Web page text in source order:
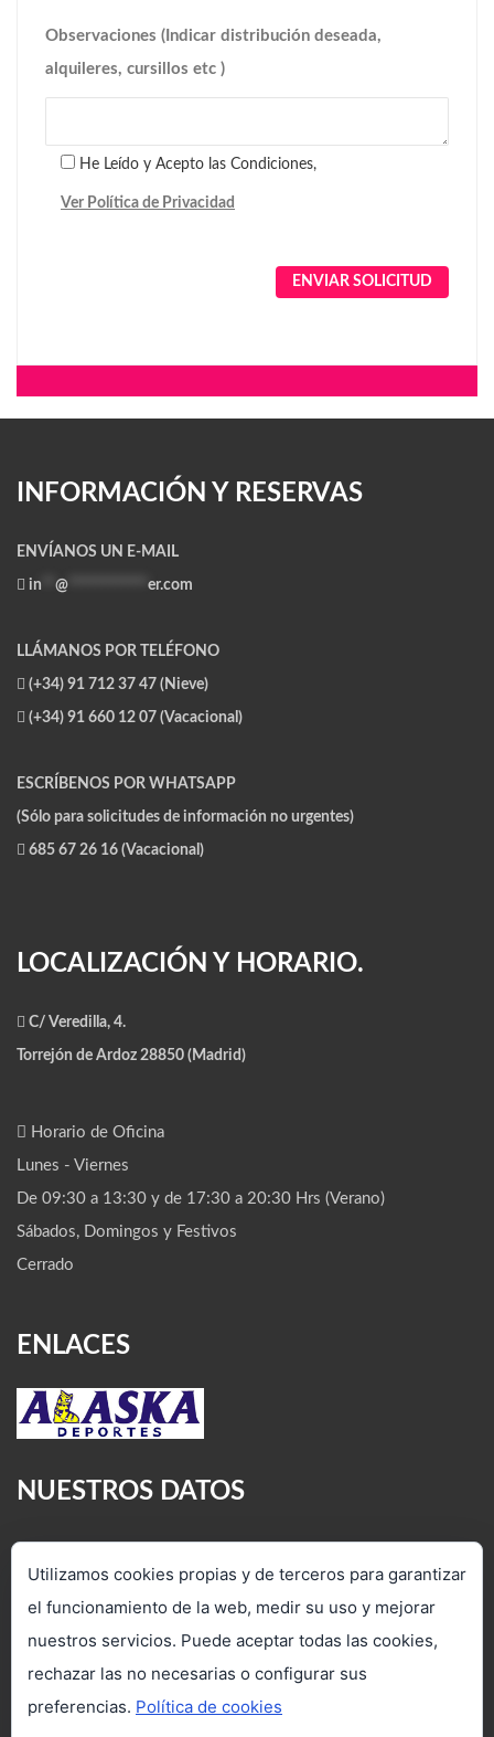
Observaciones (Indicar distribución deseada,
alquileres, cursillos etc )
He Leído y Acepto las Condiciones,
Ver Política de Privacidad
INFORMACIÓN Y RESERVAS
ENVÍANOS UN E-MAIL
in @ er.com
LLÁMANOS POR TELÉFONO
(+34) 91 712 37 47 (Nieve)
(+34) 91 660 12 07 (Vacacional)
ESCRÍBENOS POR WHATSAPP
(Sólo para solicitudes de información no urgentes)
685 67 26 16 (Vacacional)
LOCALIZACIÓN Y HORARIO.
C/ Veredilla, 4.
Torrejón de Ardoz 28850 (Madrid)
Horario de Oficina
Lunes - Viernes
De 09:30 a 13:30 y de 17:30 a 20:30 Hrs (Verano)
Sábados, Domingos y Festivos
Cerrado
ENLACES
NUESTROS DATOS
(+34) 91 712 37 47 - 91 660 12 07
www.viajesacipiter.com
in**@************er.com
Utilizamos cookies propias y de terceros para garantizar
el funcionamiento de la web, medir su uso y mejorar
nuestros servicios. Puede aceptar todas las cookies,
rechazar las no necesarias o configurar sus
preferencias. Política de cookies